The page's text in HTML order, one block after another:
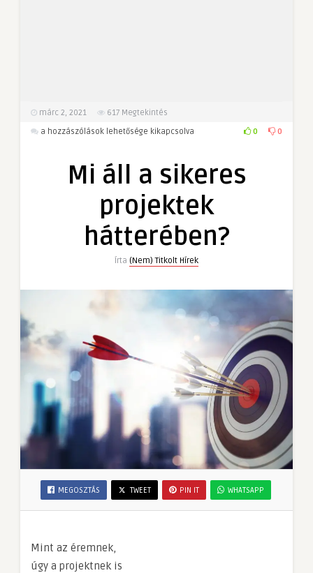
márc 2, 2021 617 Megtekintés
Mi
a hozzászólások lehetősége kikapcsolva 0 0
Mi áll a sikeres
projektek
hátterében?
Írta (Nem) Titkolt Hírek
MEGOSZTÁS TWEET PIN IT WHATSAPP
Mint az éremnek,
úgy a projektnek is